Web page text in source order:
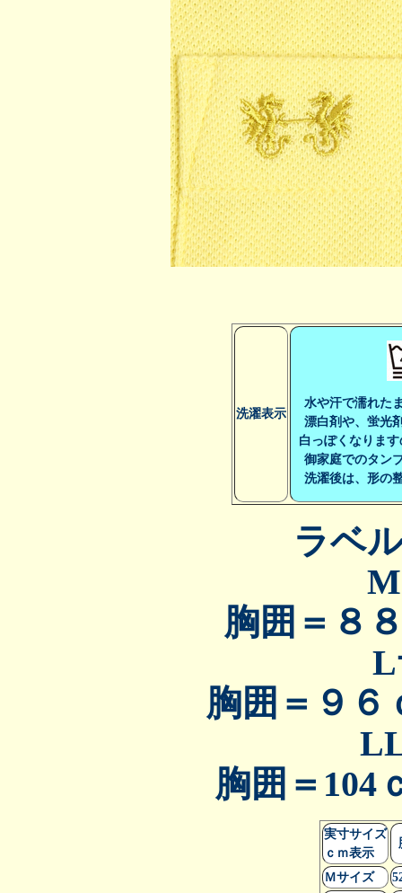
洗濯表示
水や汗で濡れた
漂白剤や、蛍光
白っぽくなりま
御家庭でのタン
洗濯後は、形の
ラベ
胸囲＝８
L
胸囲＝９６
胸囲＝104
実寸サイズ
ｃｍ表示
Ｍサイズ